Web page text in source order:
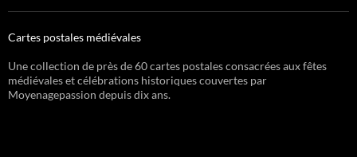
Cartes postales médiévales
Une collection de près de 60 cartes postales consacrées aux fêtes
médiévales et célébrations historiques couvertes par
Moyenagepassion depuis dix ans.